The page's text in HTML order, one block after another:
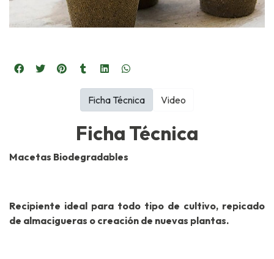
Ficha Técnica
Macetas Biodegradables
Recipiente ideal para todo tipo de cultivo, repicado
de almacigueras o creación de nuevas plantas.
Ficha Técnica Video